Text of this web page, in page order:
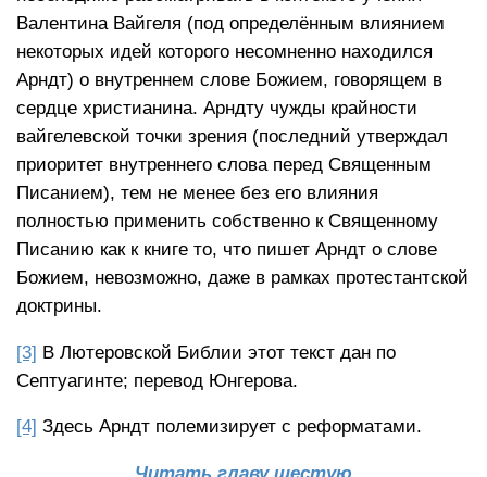
Валентина Вайгеля (под определённым влиянием
некоторых идей которого несомненно находился
Арндт) о внутреннем слове Божием, говорящем в
сердце христианина. Арндту чужды крайности
вайгелевской точки зрения (последний утверждал
приоритет внутреннего слова перед Священным
Писанием), тем не менее без его влияния
полностью применить собственно к Священному
Писанию как к книге то, что пишет Арндт о слове
Божием, невозможно, даже в рамках протестантской
доктрины.
[3] В Лютеровской Библии этот текст дан по
Септуагинте; перевод Юнгерова.
[4] Здесь Арндт полемизирует с реформатами.